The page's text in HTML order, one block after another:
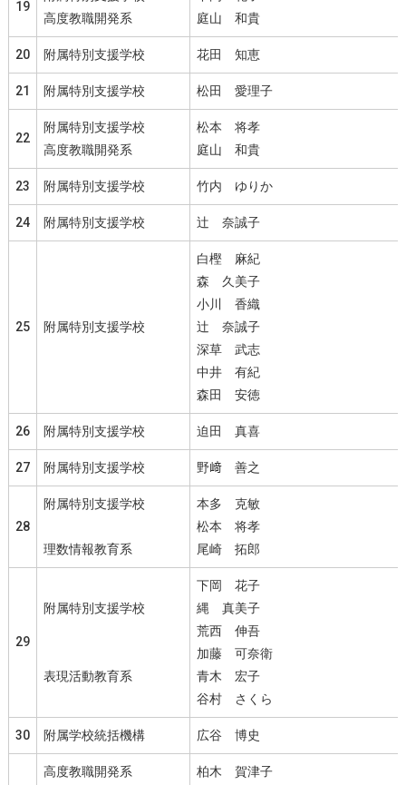
19
高度教職開発系
庭山 和貴
20 附属特別支援学校 花田 知恵
21 附属特別支援学校 松田 愛理子
22
附属特別支援学校
高度教職開発系
松本 将孝
庭山 和貴
23 附属特別支援学校 竹内 ゆりか
24 附属特別支援学校 辻 奈誠子
25 附属特別支援学校
白樫 麻紀
森 久美子
小川 香織
辻 奈誠子
深草 武志
中井 有紀
森田 安徳
26 附属特別支援学校 迫田 真喜
27 附属特別支援学校 野﨑 善之
28
附属特別支援学校
理数情報教育系
本多 克敏
松本 将孝
尾崎 拓郎
29
附属特別支援学校
表現活動教育系
下岡 花子
縄 真美子
荒西 伸吾
加藤 可奈衛
青木 宏子
谷村 さくら
30 附属学校統括機構 広谷 博史
高度教職開発系
柏木 賀津子